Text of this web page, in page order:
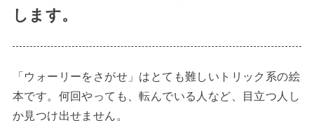
します。
「ウォーリーをさがせ」はとても難しいトリック系の絵
本です。何回やっても、転んでいる人など、目立つ人し
か見つけ出せません。